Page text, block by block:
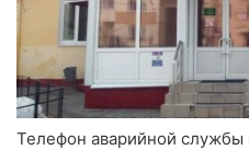
Телефон аварийной службы